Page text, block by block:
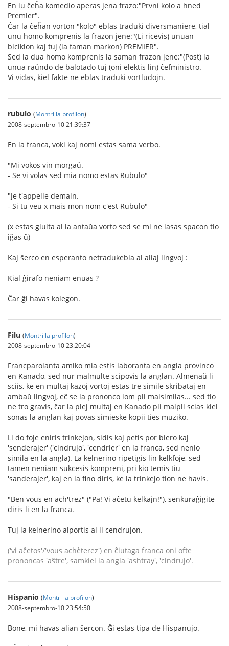
En iu ĉeĥa komedio aperas jena frazo:"První kolo a hned
Premier".
Ĉar la ĉeĥan vorton "kolo" eblas traduki diversmaniere, tial
unu homo komprenis la frazon jene:"(Li ricevis) unuan
biciklon kaj tuj (la faman markon) PREMIER".
Sed la dua homo komprenis la saman frazon jene:"(Post) la
unua raŭndo de balotado tuj (oni elektis lin) ĉefministro.
Vi vidas, kiel fakte ne eblas traduki vortludojn.
rubulo (Montri la profilon)
2008-septembro-10 21:39:37
En la franca, voki kaj nomi estas sama verbo.
"Mi vokos vin morgaŭ.
- Se vi volas sed mia nomo estas Rubulo"
"Je t'appelle demain.
- Si tu veu x mais mon nom c'est Rubulo"
(x estas gluita al la antaŭa vorto sed se mi ne lasas spacon tio
iĝas ŭ)
Kaj ŝerco en esperanto netradukebla al aliaj lingvoj :
Kial ĝirafo neniam enuas ?
Ĉar ĝi havas kolegon.
Filu (Montri la profilon)
2008-septembro-10 23:20:04
Francparolanta amiko mia estis laboranta en angla provinco
en Kanado, sed nur malmulte scipovis la anglan. Almenaŭ li
sciis, ke en multaj kazoj vortoj estas tre simile skribataj en
ambaŭ lingvoj, eĉ se la prononco iom pli malsimilas... sed tio
ne tro gravis, ĉar la plej multaj en Kanado pli malpli scias kiel
sonas la anglan kaj povas simieske kopii ties muziko.
Li do foje eniris trinkejon, sidis kaj petis por biero kaj
'senderajer' ('cindrujo', 'cendrier' en la franca, sed nenio
simila en la angla). La kelnerino ripetigis lin kelkfoje, sed
tamen neniam sukcesis kompreni, pri kio temis tiu
'sanderajer', kaj en la fino diris, ke la trinkejo tion ne havis.
"Ben vous en ach'trez" ("Pa! Vi aĉetu kelkajn!"), senkuraĝigite
diris li en la franca.
Tuj la kelnerino alportis al li cendrujon.
('vi aĉetos'/'vous achèterez') en ĉiutaga franca oni ofte
prononcas 'aŝtre', samkiel la angla 'ashtray', 'cindrujo'.
Hispanio (Montri la profilon)
2008-septembro-10 23:54:50
Bone, mi havas alian ŝercon. Ĝi estas tipa de Hispanujo.